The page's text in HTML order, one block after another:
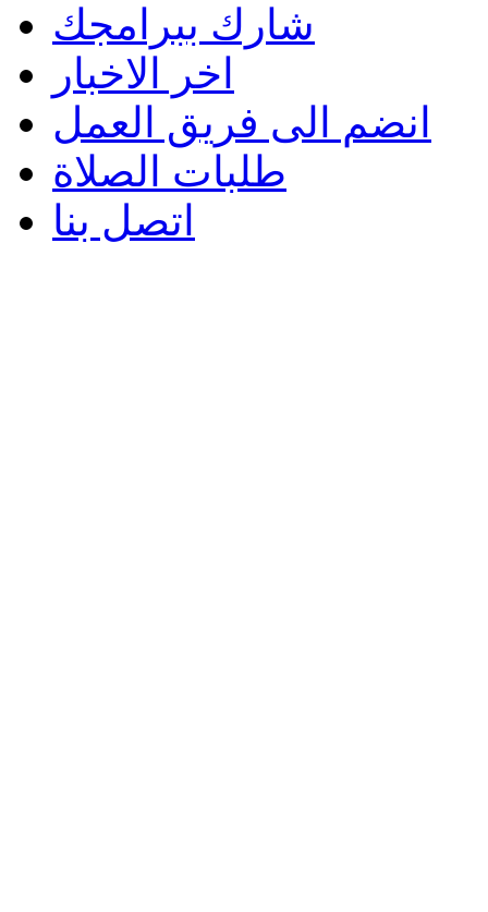
شارك ببرامجك
اخر الاخبار
انضم الى فريق العمل
طلبات الصلاة
اتصل بنا